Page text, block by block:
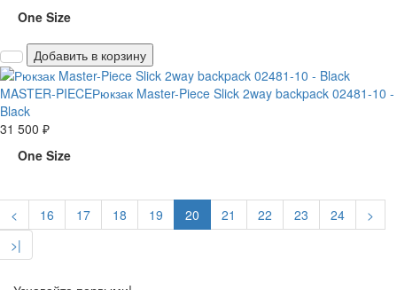
One Size
Добавить в корзину
MASTER-PIECEРюкзак Master-Piece Slick 2way backpack 02481-10 -
Black
31 500 ₽
One Size
< 16 17 18 19 20 21 22 23 24
>
>|